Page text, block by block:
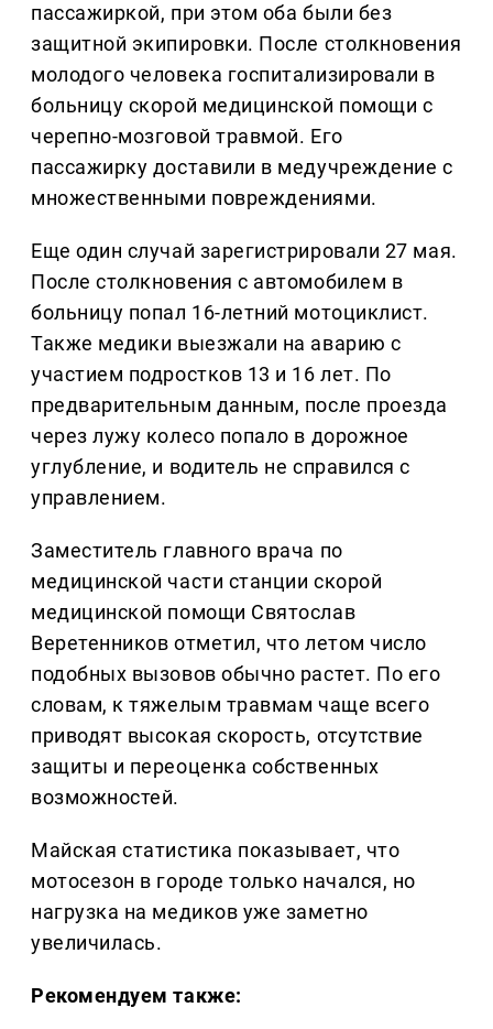
пассажиркой, при этом оба были без
защитной экипировки. После столкновения
молодого человека госпитализировали в
больницу скорой медицинской помощи с
черепно-мозговой травмой. Его
пассажирку доставили в медучреждение с
множественными повреждениями.
Еще один случай зарегистрировали 27 мая.
После столкновения с автомобилем в
больницу попал 16-летний мотоциклист.
Также медики выезжали на аварию с
участием подростков 13 и 16 лет. По
предварительным данным, после проезда
через лужу колесо попало в дорожное
углубление, и водитель не справился с
управлением.
Заместитель главного врача по
медицинской части станции скорой
медицинской помощи Святослав
Веретенников отметил, что летом число
подобных вызовов обычно растет. По его
словам, к тяжелым травмам чаще всего
приводят высокая скорость, отсутствие
защиты и переоценка собственных
возможностей.
Майская статистика показывает, что
мотосезон в городе только начался, но
нагрузка на медиков уже заметно
увеличилась.
Рекомендуем также: